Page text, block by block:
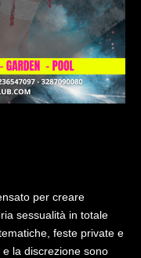
per creare
sessualità in totale
feste private e
la discrezione sono